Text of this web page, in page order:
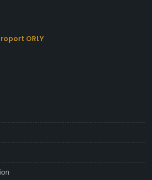
ORLY